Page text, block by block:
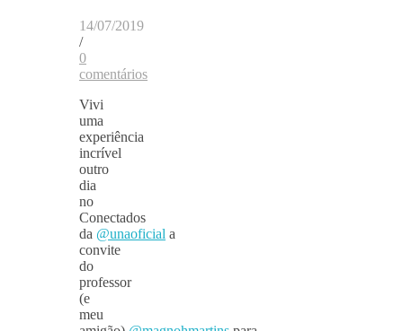
14/07/2019
/
0
comentários
Vivi
uma
experiência
incrível
outro
dia
no
Conectados
da @unaoficial a
convite
do
professor
(e
meu